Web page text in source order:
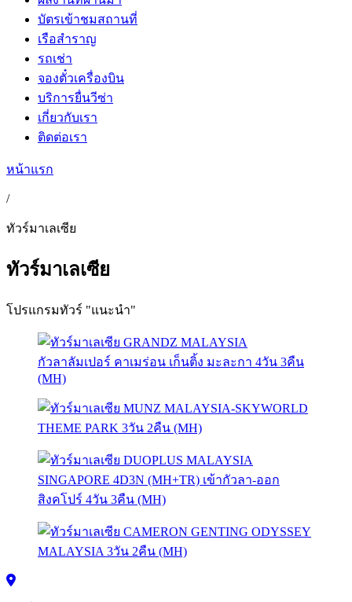
บัตรเข้าชมสถานที่
เรือสำราญ
รถเช่า
จองตั๋วเครื่องบิน
บริการยื่นวีซ่า
เกี่ยวกับเรา
ติดต่อเรา
หน้าแรก
/
ทัวร์มาเลเซีย
ทัวร์มาเลเซีย
โปรแกรมทัวร์ "แนะนำ"